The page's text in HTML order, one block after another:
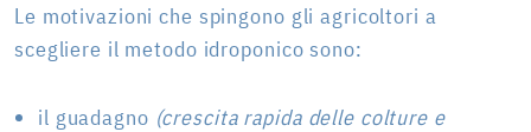
Le motivazioni che spingono gli agricoltori a
scegliere il metodo idroponico sono:
il guadagno (crescita rapida delle colture e